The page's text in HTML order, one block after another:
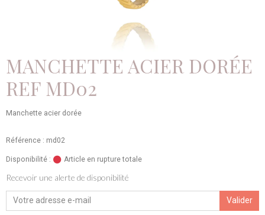
MANCHETTE ACIER DORÉE
REF MD02
Manchette acier dorée
Référence : md02
Disponibilité : Article en rupture totale
Recevoir une alerte de disponibilité
Valider